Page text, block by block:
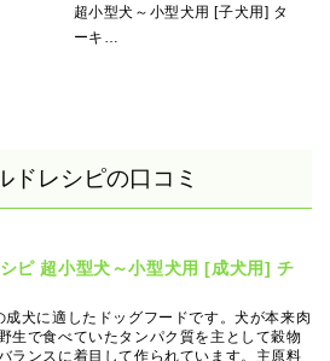
超小型犬～小型犬用 [子犬用] タ
ーキ…
ドレシピの口コミ
ピ 超小型犬～小型犬用 [成犬用] チ
成犬に適したドッグフードです。犬が本来肉
生で食べていたタンパク質を主として穀物
ランスに着目して作られています。主原料